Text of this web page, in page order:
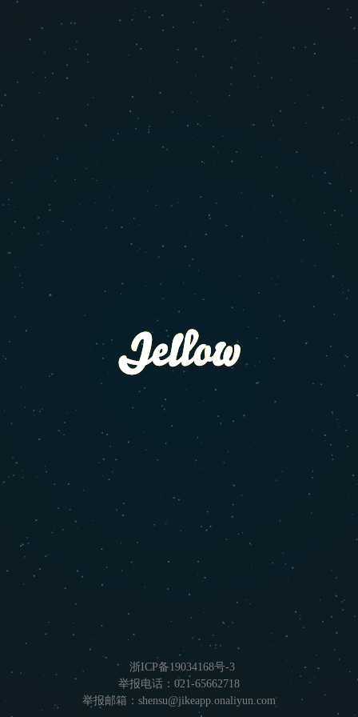
浙ICP备19034168号-3
举报电话：021-65662718
举报邮箱：shensu@jikeapp.onaliyun.com